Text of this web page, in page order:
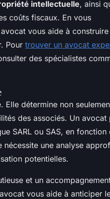
intellectuelle, ainsi
coûts fiscaux. En vous
vous aide à construire
Pour trouver un avocat
des spécialistes
détermine non
des associés. Un avocat
SARL ou SAS, en fonction
une analyse
potentielles.
et un
vous aide à anticiper